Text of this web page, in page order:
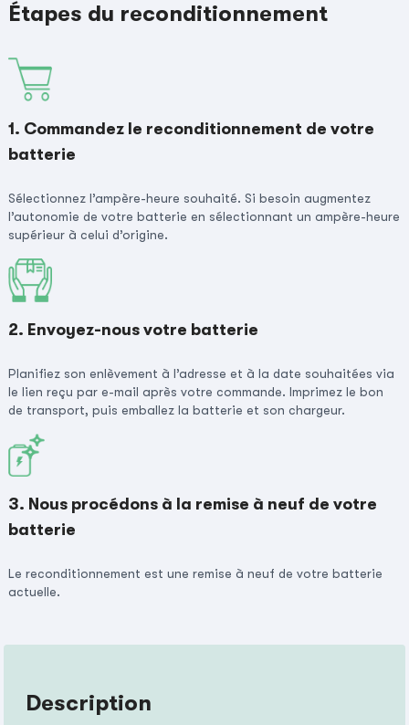
Étapes du reconditionnement
1. Commandez le reconditionnement de votre
batterie
Sélectionnez l’ampère-heure souhaité. Si besoin augmentez
l’autonomie de votre batterie en sélectionnant un ampère-heure
supérieur à celui d’origine.
2. Envoyez-nous votre batterie
Planifiez son enlèvement à l’adresse et à la date souhaitées via
le lien reçu par e-mail après votre commande. Imprimez le bon
de transport, puis emballez la batterie et son chargeur.
3. Nous procédons à la remise à neuf de votre
batterie
Le reconditionnement est une remise à neuf de votre batterie
actuelle.
Description